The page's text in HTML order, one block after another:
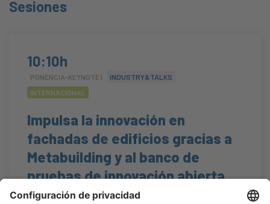
Sesiones
10:10h
PONENCIA-KEYNOTE |
INDUSTRY&TALKS
INTERNACIONAL
Impulsa la innovación en
fachadas de edificios gracias a
Metabuilding y al banco de
pruebas de innovación abierta
Metabuilding Labs